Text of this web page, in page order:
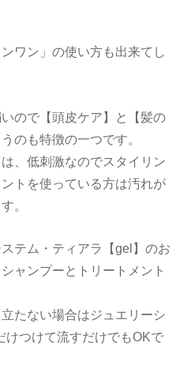
ワン」の使い方も出来てし
ので【頭皮ケア】と【髪の
のも特徴の一つです。
、低刺激なのでスタイリン
トを使っている方は汚れが
。
テム・ティアラ【gel】のお
ャンプーとトリートメント
たない場合はジュエリーシ
けつけて流すだけでもOKで